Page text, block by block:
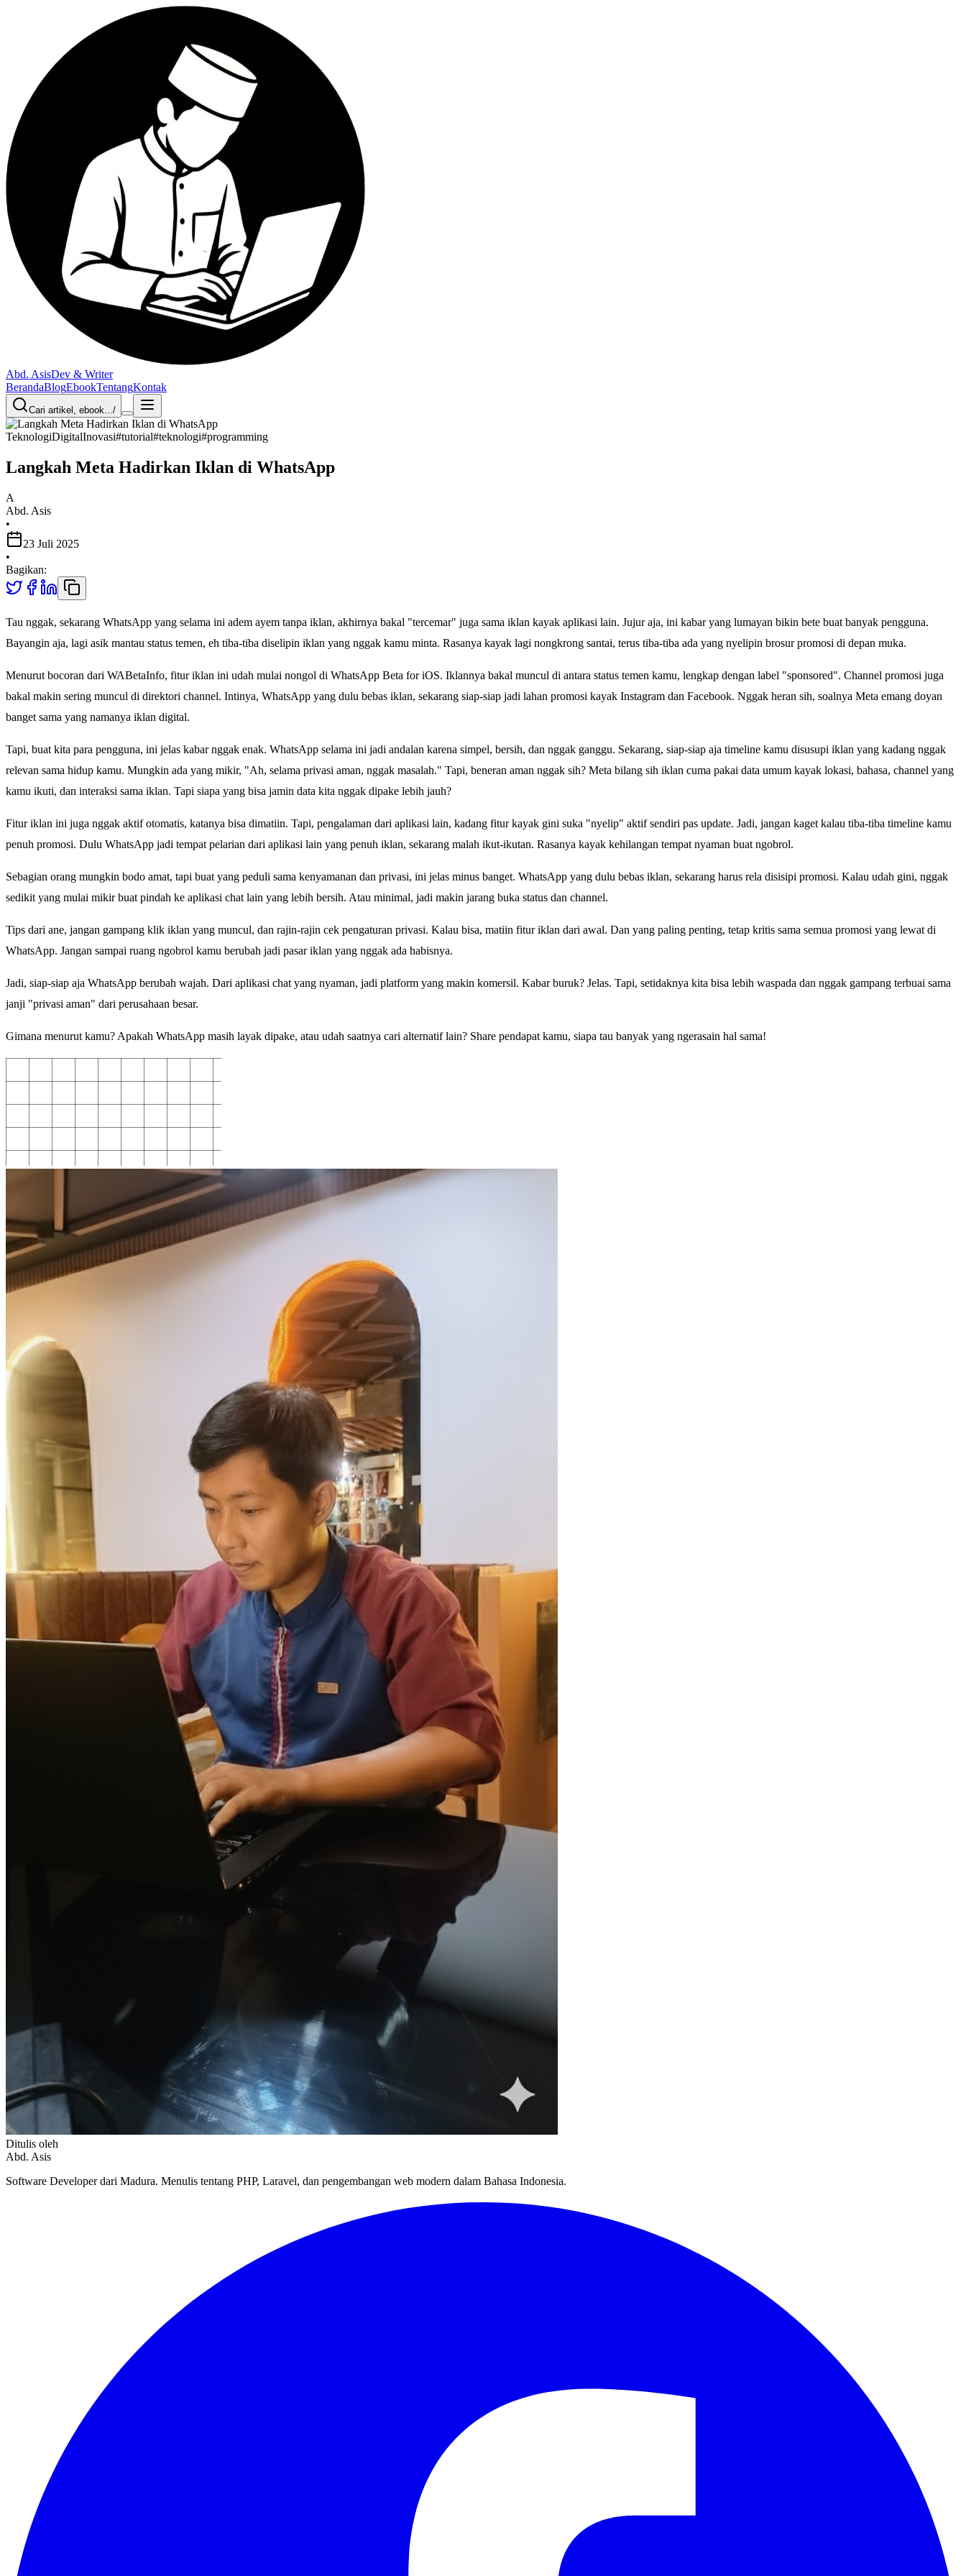
Abd. AsisDev & Writer
BerandaBlogEbookTentangKontak
Cari artikel, ebook.../
TeknologiDigitalInovasi#tutorial#teknologi#programming
Langkah Meta Hadirkan Iklan di WhatsApp
A
Abd. Asis
•
23 Juli 2025
•
Bagikan:
Tau nggak, sekarang WhatsApp yang selama ini adem ayem tanpa iklan, akhirnya bakal "tercemar" juga sama iklan kayak aplikasi lain. Jujur aja, ini kabar yang lumayan bikin bete buat banyak pengguna.
Bayangin aja, lagi asik mantau status temen, eh tiba-tiba diselipin iklan yang nggak kamu minta. Rasanya kayak lagi nongkrong santai, terus tiba-tiba ada yang nyelipin brosur promosi di depan muka.
Menurut bocoran dari WABetaInfo, fitur iklan ini udah mulai nongol di WhatsApp Beta for iOS. Iklannya bakal muncul di antara status temen kamu, lengkap dengan label "sponsored". Channel promosi juga
bakal makin sering muncul di direktori channel. Intinya, WhatsApp yang dulu bebas iklan, sekarang siap-siap jadi lahan promosi kayak Instagram dan Facebook. Nggak heran sih, soalnya Meta emang doyan
banget sama yang namanya iklan digital.
Tapi, buat kita para pengguna, ini jelas kabar nggak enak. WhatsApp selama ini jadi andalan karena simpel, bersih, dan nggak ganggu. Sekarang, siap-siap aja timeline kamu disusupi iklan yang kadang nggak
relevan sama hidup kamu. Mungkin ada yang mikir, "Ah, selama privasi aman, nggak masalah." Tapi, beneran aman nggak sih? Meta bilang sih iklan cuma pakai data umum kayak lokasi, bahasa, channel yang
kamu ikuti, dan interaksi sama iklan. Tapi siapa yang bisa jamin data kita nggak dipake lebih jauh?
Fitur iklan ini juga nggak aktif otomatis, katanya bisa dimatiin. Tapi, pengalaman dari aplikasi lain, kadang fitur kayak gini suka "nyelip" aktif sendiri pas update. Jadi, jangan kaget kalau tiba-tiba timeline kamu
penuh promosi. Dulu WhatsApp jadi tempat pelarian dari aplikasi lain yang penuh iklan, sekarang malah ikut-ikutan. Rasanya kayak kehilangan tempat nyaman buat ngobrol.
Sebagian orang mungkin bodo amat, tapi buat yang peduli sama kenyamanan dan privasi, ini jelas minus banget. WhatsApp yang dulu bebas iklan, sekarang harus rela disisipi promosi. Kalau udah gini, nggak
sedikit yang mulai mikir buat pindah ke aplikasi chat lain yang lebih bersih. Atau minimal, jadi makin jarang buka status dan channel.
Tips dari ane, jangan gampang klik iklan yang muncul, dan rajin-rajin cek pengaturan privasi. Kalau bisa, matiin fitur iklan dari awal. Dan yang paling penting, tetap kritis sama semua promosi yang lewat di
WhatsApp. Jangan sampai ruang ngobrol kamu berubah jadi pasar iklan yang nggak ada habisnya.
Jadi, siap-siap aja WhatsApp berubah wajah. Dari aplikasi chat yang nyaman, jadi platform yang makin komersil. Kabar buruk? Jelas. Tapi, setidaknya kita bisa lebih waspada dan nggak gampang terbuai sama
janji "privasi aman" dari perusahaan besar.
Gimana menurut kamu? Apakah WhatsApp masih layak dipake, atau udah saatnya cari alternatif lain? Share pendapat kamu, siapa tau banyak yang ngerasain hal sama!
Ditulis oleh
Abd. Asis
Software Developer dari Madura. Menulis tentang PHP, Laravel, dan pengembangan web modern dalam Bahasa Indonesia.